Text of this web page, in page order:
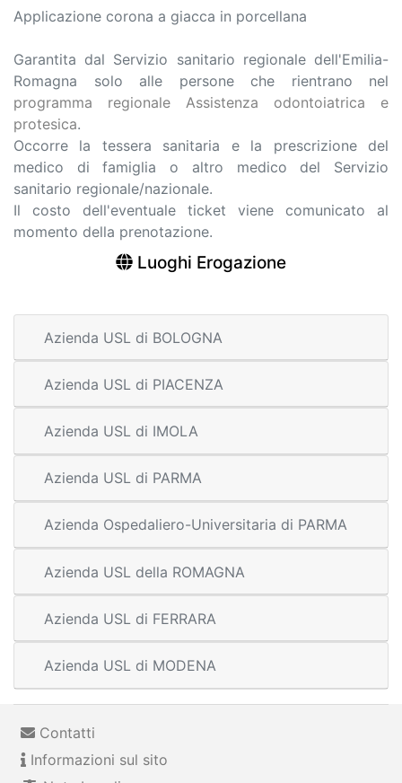
Applicazione corona a giacca in porcellana
Garantita dal Servizio sanitario regionale dell'Emilia-
Romagna solo alle persone che rientrano nel
programma regionale Assistenza odontoiatrica e
protesica.
Occorre la tessera sanitaria e la prescrizione del
medico di famiglia o altro medico del Servizio
sanitario regionale/nazionale.
Il costo dell'eventuale ticket viene comunicato al
momento della prenotazione.
Luoghi Erogazione
Azienda USL di BOLOGNA
Azienda USL di PIACENZA
Azienda USL di IMOLA
Azienda USL di PARMA
Azienda Ospedaliero-Universitaria di PARMA
Azienda USL della ROMAGNA
Azienda USL di FERRARA
Azienda USL di MODENA
Contatti
Informazioni sul sito